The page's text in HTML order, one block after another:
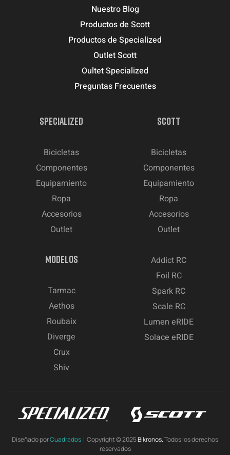
Nuestro Blog
Productos de Scott
Productos de Specialized
Outlet Scott
Oultet Specialized
Preguntas Frecuentes
SPECIALIZED
Bicicletas
Componentes
Equipamiento
Ropa
Accesorios
Outlet
SCOTT
Bicicletas
Componentes
Equipamiento
Ropa
Accesorios
Outlet
MODELOS
Tarmac
Aethos
Roubaix
Diverge
Crux
Shiv
Addict RC
Foil RC
Spark RC
Scale RC
Lumen eRIDE
Solace eRIDE
Diseñado porCuadrados | Copyright © 2025Bikronos.Todos los derechos
reservados